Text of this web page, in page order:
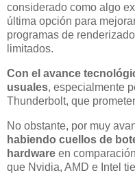
considerado como algo
última opción para
programas de
limitados.
Con el avance
usuales, especialmente
Thunderbolt, que
No obstante, por muy
habiendo cuellos de
hardware en
que Nvidia, AMD e Intel